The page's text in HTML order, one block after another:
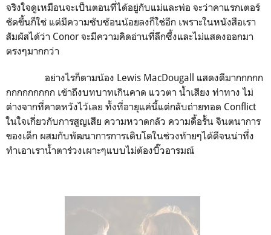
จริงใจดูเหมือนจะเป็นตอนที่ได้อยู่กับแม่และพ่อ จะว่าคาแรกเตอร์
ชัดขึ้นก็ใช่ แต่มีความซับซ้อนน้อยลงก็ใช่อีก เพราะในหนังสือเรา
สัมผัสได้ว่า Conor จะมีความคิดอ่านที่ลึกซึ้งและไม่แสดงออกมา
ตรงๆมากกว่า
อย่างไรก็ตามน้อง Lewis MacDougall แสดงดีมากกกกก
กกกกกกกกก เข้าถึงบทบาทเกินคาด แววตา น้ำเสียง ท่าทาง ไม่
ต่างจากที่คาดหวังไว้เลย ทั้งที่อายุแค่นี้แต่กลับถ่ายทอด Conflict
ในใจเกี่ยวกับการสูญเสีย ความหวาดกลัว ความดื้อรั้น จินตนาการ
ของเด็ก ผสมกับพัฒนาการการเติบโตในช่วงท้ายๆได้ดีจนน่าทึ่ง
ทำเอาเราน้ำตาร่วงเผาะๆแบบไม่ต้องบิ๊วอารมณ์